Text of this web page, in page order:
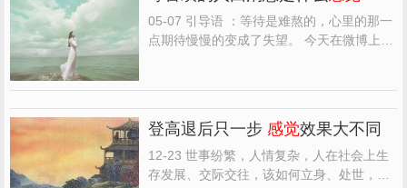
的感觉 。 那就是...
05-07 引导语 ：等待是难熬的，心里的那一
点期待慢慢的变成了失望。 今天在微博上看
什么感觉。 莫名...
登高退后只一步 感觉效果大不同
12-23 世事纷繁，人情复杂，人在社会上生
存发展、交际交往，该如何立身、处世，才